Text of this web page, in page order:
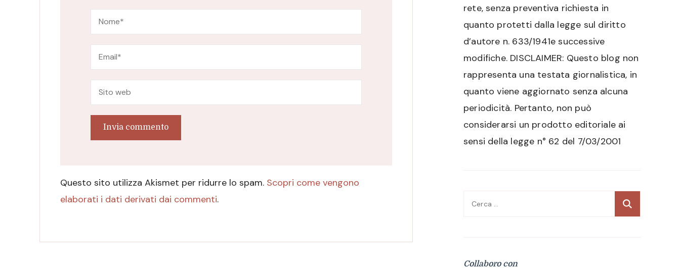
Questo sito utilizza Akismet per ridurre lo spam. Scopri come vengono
elaborati i dati derivati dai commenti.
rete, senza preventiva richiesta in
quanto protetti dalla legge sul diritto
d’autore n. 633/1941e successive
modifiche. DISCLAIMER: Questo blog non
rappresenta una testata giornalistica, in
quanto viene aggiornato senza alcuna
periodicità. Pertanto, non può
considerarsi un prodotto editoriale ai
sensi della legge n° 62 del 7/03/2001
Ricerca
Collaboro con